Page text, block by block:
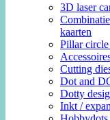
3D laser
kaarten
Pillar circle
Cutting
Dot and
Dotty
Inkt /